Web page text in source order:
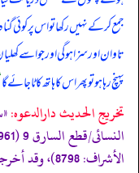
جمع کر کے نہیں رکھا تو اس پر
تاوان اور سزا ہو گی اور جو اسے
پہنچ رہا ہو تو پھر اس کا ہاتھ کاٹا جائے گا
تخریج الحدیث دارالدعوہ:
الأشراف: 8798)، وقد أخرجہ: مسند احمد (2/186) (حسن)»